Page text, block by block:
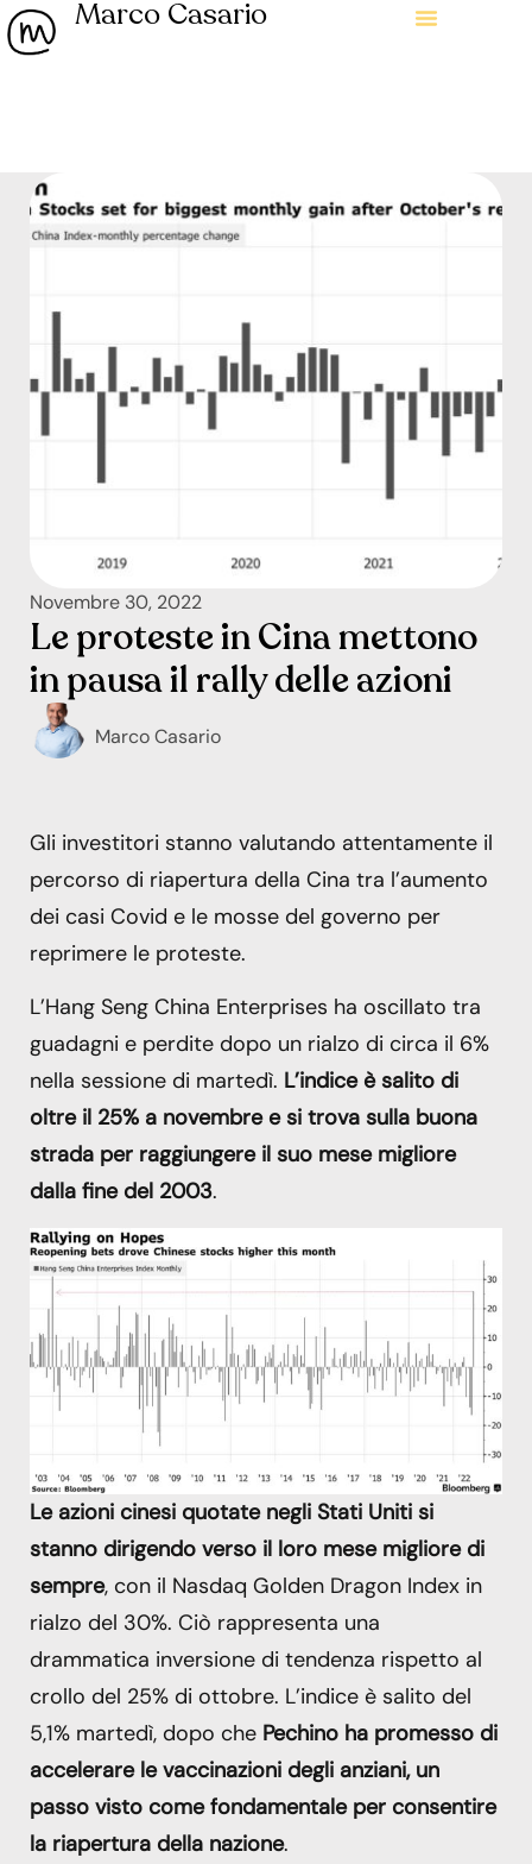
Marco Casario
Novembre 30, 2022
Le proteste in Cina mettono
in pausa il rally delle azioni
Marco Casario
Gli investitori stanno valutando attentamente il
percorso di riapertura della Cina tra l’aumento
dei casi Covid e le mosse del governo per
reprimere le proteste.
L’Hang Seng China Enterprises ha oscillato tra
guadagni e perdite dopo un rialzo di circa il 6%
nella sessione di martedì. L’indice è salito di
oltre il 25% a novembre e si trova sulla buona
strada per raggiungere il suo mese migliore
dalla fine del 2003.
Le azioni cinesi quotate negli Stati Uniti si
stanno dirigendo verso il loro mese migliore di
sempre, con il Nasdaq Golden Dragon Index in
rialzo del 30%. Ciò rappresenta una
drammatica inversione di tendenza rispetto al
crollo del 25% di ottobre. L’indice è salito del
5,1% martedì, dopo che Pechino ha promesso di
accelerare le vaccinazioni degli anziani, un
passo visto come fondamentale per consentire
la riapertura della nazione.